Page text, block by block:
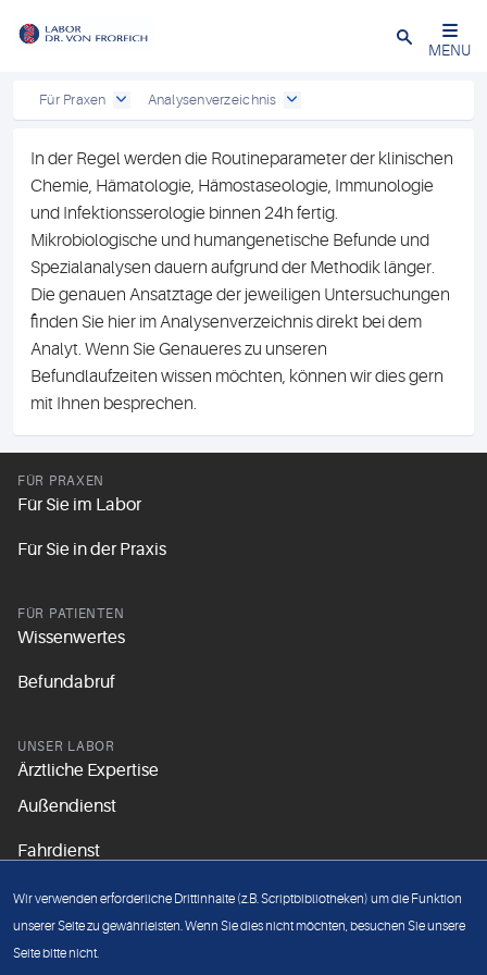
Close
MENU
Für Praxen Analysenverzeichnis
In der Regel werden die Routineparameter der klinischen
Chemie, Hämatologie, Hämostaseologie, Immunologie
und Infektionsserologie binnen 24h fertig.
Mikrobiologische und humangenetische Befunde und
Spezialanalysen dauern aufgrund der Methodik länger.
Die genauen Ansatztage der jeweiligen Untersuchungen
finden Sie hier im Analysenverzeichnis direkt bei dem
Analyt. Wenn Sie Genaueres zu unseren
Befundlaufzeiten wissen möchten, können wir dies gern
mit Ihnen besprechen.
FÜR PRAXEN
Für Sie im Labor
Für Sie in der Praxis
FÜR PATIENTEN
Wissenwertes
Befundabruf
UNSER LABOR
Ärztliche Expertise
Außendienst
Fahrdienst
Unsere Grundsätze
Wir verwenden erforderliche Drittinhalte (z.B. Scriptbibliotheken) um die Funktion
unserer Seite zu gewährleisten. Wenn Sie dies nicht möchten, besuchen Sie unsere
Seite bitte nicht.